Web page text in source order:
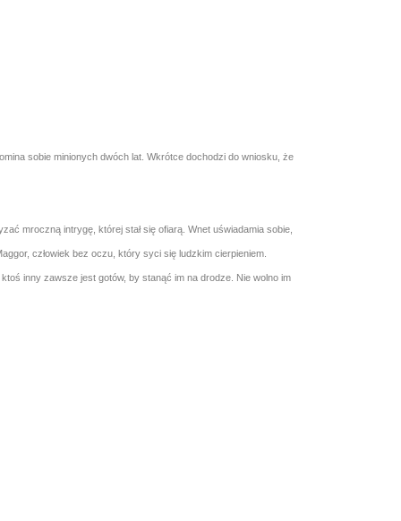
sobie minionych dwóch lat. Wkrótce dochodzi do wniosku, że
mroczną intrygę, której stał się ofiarą. Wnet uświadamia sobie,
człowiek bez oczu, który syci się ludzkim cierpieniem.
inny zawsze jest gotów, by stanąć im na drodze. Nie wolno im